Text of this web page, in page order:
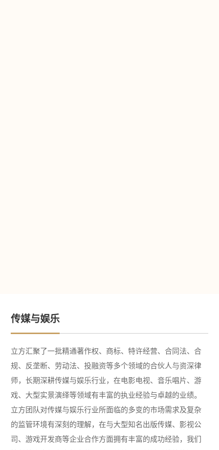
传媒与娱乐
立方汇聚了一批精通著作权、商标、特许经营、合同法、合
规、反垄断、劳动法、投融资等多个领域的合伙人与资深律
师，长期深耕传媒与娱乐行业，在电影电视、音乐唱片、游
戏、大型实景演绎等领域有丰富的执业经验与卓越的业绩。
立方团队对传媒与娱乐行业所面临的多变的市场需求及复杂
的监管环境有深刻的理解，在与大型知名出版传媒、影视公
司、游戏开发商等企业合作方面拥有丰富的成功经验，我们